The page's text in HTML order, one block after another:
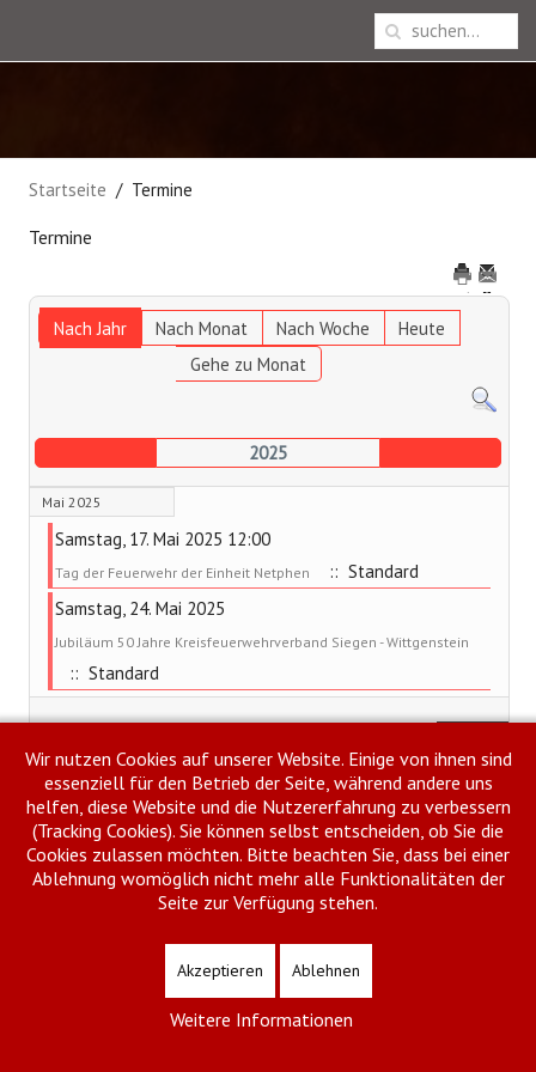
Startseite Termine
Termine
Nach Jahr Nach Monat Nach Woche
Heute
Gehe zu Monat
2025
Mai 2025
Samstag, 17. Mai 2025 12:00
Tag der Feuerwehr der Einheit Netphen
:: Standard
Samstag, 24. Mai 2025
Jubiläum 50 Jahre Kreisfeuerwehrverband Siegen - Wittgenstein
:: Standard
Impressum Datenschutzhinweise Meldeportal Feuerwehr
vorbehalten.
ist freie, unter der
Wir nutzen Cookies auf unserer Website. Einige von ihnen sind
essenziell für den Betrieb der Seite, während andere uns
helfen, diese Website und die Nutzererfahrung zu verbessern
(Tracking Cookies). Sie können selbst entscheiden, ob Sie die
Cookies zulassen möchten. Bitte beachten Sie, dass bei einer
Ablehnung womöglich nicht mehr alle Funktionalitäten der
Seite zur Verfügung stehen.
Akzeptieren Ablehnen
Weitere Informationen